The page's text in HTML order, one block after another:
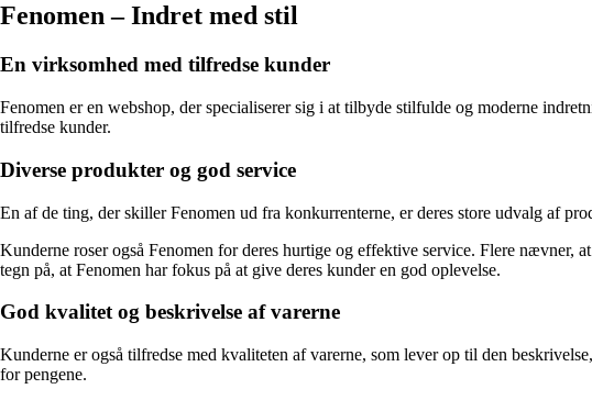
Fenomen – Indret med stil
En virksomhed med tilfredse kunder
Fenomen er en webshop, der specialiserer sig i at tilbyde stilfulde og moderne
tilfredse kunder.
Diverse produkter og god service
En af de ting, der skiller Fenomen ud fra konkurrenterne, er deres store udvalg af
Kunderne roser også Fenomen for deres hurtige og effektive service. Flere nævner,
tegn på, at Fenomen har fokus på at give deres kunder en god oplevelse.
God kvalitet og beskrivelse af varerne
Kunderne er også tilfredse med kvaliteten af varerne, som lever op til den
for pengene.